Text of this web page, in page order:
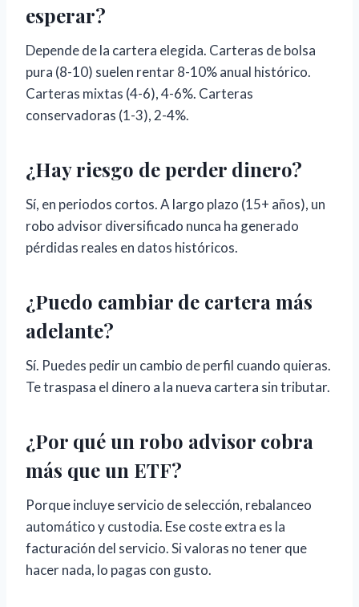
esperar?
Depende de la cartera elegida. Carteras de bolsa
pura (8-10) suelen rentar 8-10% anual histórico.
Carteras mixtas (4-6), 4-6%. Carteras
conservadoras (1-3), 2-4%.
¿Hay riesgo de perder dinero?
Sí, en periodos cortos. A largo plazo (15+ años), un
robo advisor diversificado nunca ha generado
pérdidas reales en datos históricos.
¿Puedo cambiar de cartera más
adelante?
Sí. Puedes pedir un cambio de perfil cuando quieras.
Te traspasa el dinero a la nueva cartera sin tributar.
¿Por qué un robo advisor cobra
más que un ETF?
Porque incluye servicio de selección, rebalanceo
automático y custodia. Ese coste extra es la
facturación del servicio. Si valoras no tener que
hacer nada, lo pagas con gusto.